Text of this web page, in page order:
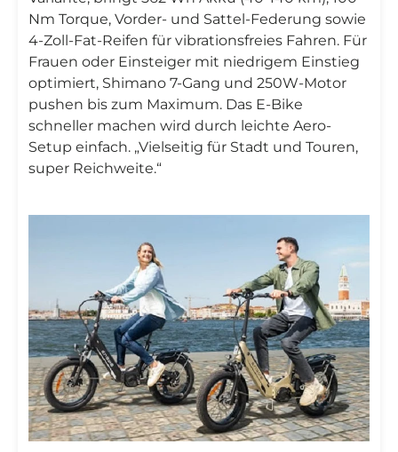
Nm Torque, Vorder- und Sattel-Federung sowie
4-Zoll-Fat-Reifen für vibrationsfreies Fahren. Für
Frauen oder Einsteiger mit niedrigem Einstieg
optimiert, Shimano 7-Gang und 250W-Motor
pushen bis zum Maximum. Das E-Bike
schneller machen wird durch leichte Aero-
Setup einfach. „Vielseitig für Stadt und Touren,
super Reichweite.“